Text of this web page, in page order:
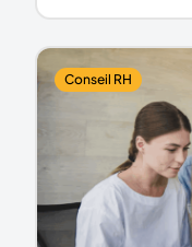
Conseil RH